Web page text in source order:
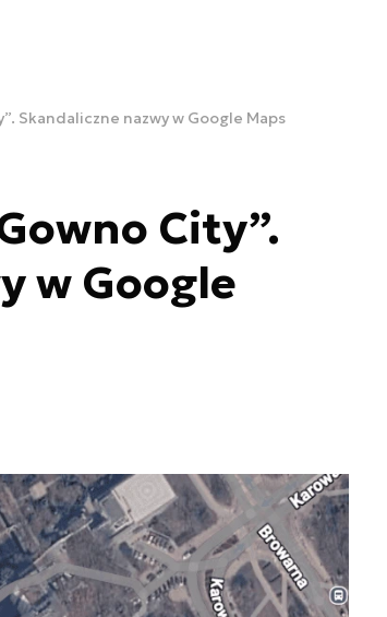
Skandaliczne nazwy w Google Maps
City”.
w Google